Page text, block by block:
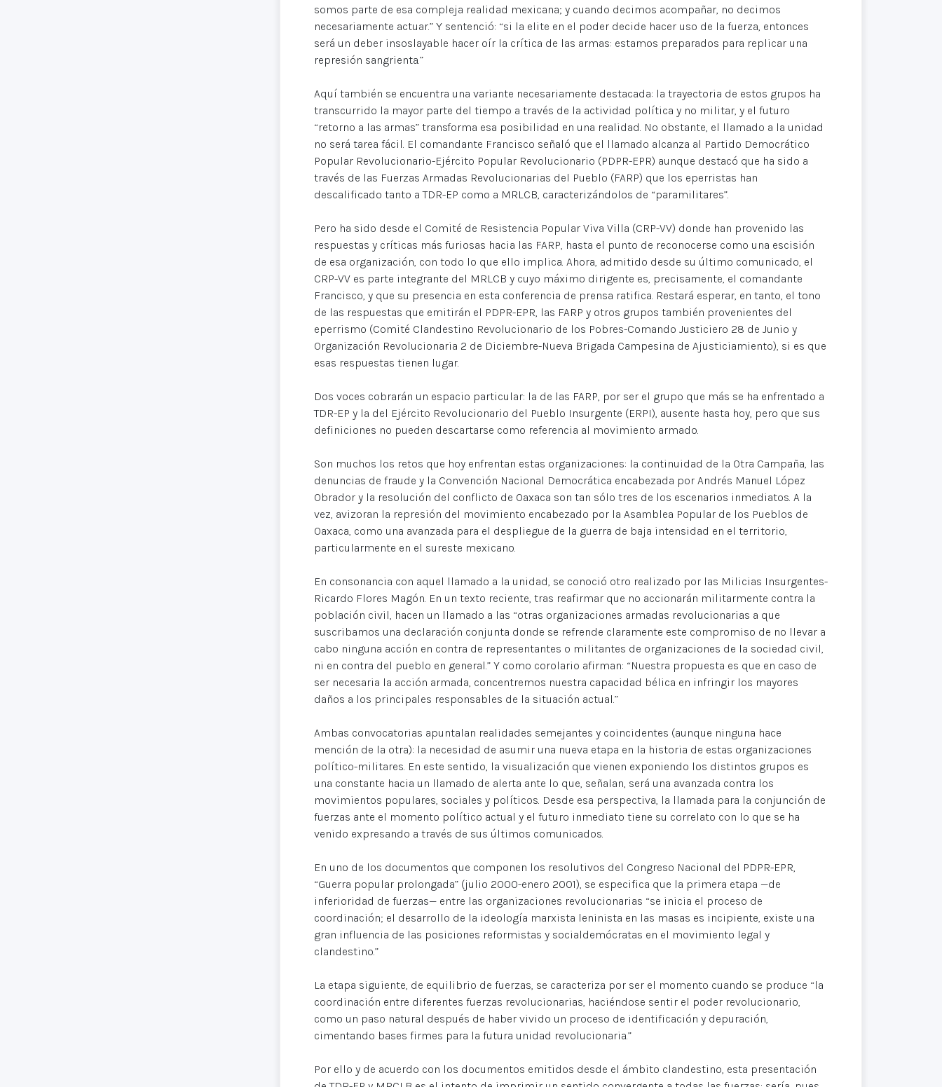
somos parte de esa compleja realidad mexicana; y cuando decimos acompañar, no decimos
necesariamente actuar.” Y sentenció: “si la elite en el poder decide hacer uso de la fuerza, entonces
será un deber insoslayable hacer oír la crítica de las armas: estamos preparados para replicar una
represión sangrienta.”
Aquí también se encuentra una variante necesariamente destacada: la trayectoria de estos grupos ha
transcurrido la mayor parte del tiempo a través de la actividad política y no militar, y el futuro
“retorno a las armas” transforma esa posibilidad en una realidad. No obstante, el llamado a la unidad
no será tarea fácil. El comandante Francisco señaló que el llamado alcanza al Partido Democrático
Popular Revolucionario-Ejército Popular Revolucionario (PDPR-EPR) aunque destacó que ha sido a
través de las Fuerzas Armadas Revolucionarias del Pueblo (FARP) que los eperristas han
descalificado tanto a TDR-EP como a MRLCB, caracterizándolos de “paramilitares”.
Pero ha sido desde el Comité de Resistencia Popular Viva Villa (CRP-VV) donde han provenido las
respuestas y críticas más furiosas hacia las FARP, hasta el punto de reconocerse como una escisión
de esa organización, con todo lo que ello implica. Ahora, admitido desde su último comunicado, el
CRP-VV es parte integrante del MRLCB y cuyo máximo dirigente es, precisamente, el comandante
Francisco, y que su presencia en esta conferencia de prensa ratifica. Restará esperar, en tanto, el tono
de las respuestas que emitirán el PDPR-EPR, las FARP y otros grupos también provenientes del
eperrismo (Comité Clandestino Revolucionario de los Pobres-Comando Justiciero 28 de Junio y
Organización Revolucionaria 2 de Diciembre-Nueva Brigada Campesina de Ajusticiamiento), si es que
esas respuestas tienen lugar.
Dos voces cobrarán un espacio particular: la de las FARP, por ser el grupo que más se ha enfrentado a
TDR-EP y la del Ejército Revolucionario del Pueblo Insurgente (ERPI), ausente hasta hoy, pero que sus
definiciones no pueden descartarse como referencia al movimiento armado.
Son muchos los retos que hoy enfrentan estas organizaciones: la continuidad de la Otra Campaña, las
denuncias de fraude y la Convención Nacional Democrática encabezada por Andrés Manuel López
Obrador y la resolución del conflicto de Oaxaca son tan sólo tres de los escenarios inmediatos. A la
vez, avizoran la represión del movimiento encabezado por la Asamblea Popular de los Pueblos de
Oaxaca, como una avanzada para el despliegue de la guerra de baja intensidad en el territorio,
particularmente en el sureste mexicano.
En consonancia con aquel llamado a la unidad, se conoció otro realizado por las Milicias Insurgentes-
Ricardo Flores Magón. En un texto reciente, tras reafirmar que no accionarán militarmente contra la
población civil, hacen un llamado a las “otras organizaciones armadas revolucionarias a que
suscribamos una declaración conjunta donde se refrende claramente este compromiso de no llevar a
cabo ninguna acción en contra de representantes o militantes de organizaciones de la sociedad civil,
ni en contra del pueblo en general.” Y como corolario afirman: “Nuestra propuesta es que en caso de
ser necesaria la acción armada, concentremos nuestra capacidad bélica en infringir los mayores
daños a los principales responsables de la situación actual.”
Ambas convocatorias apuntalan realidades semejantes y coincidentes (aunque ninguna hace
mención de la otra): la necesidad de asumir una nueva etapa en la historia de estas organizaciones
político-militares. En este sentido, la visualización que vienen exponiendo los distintos grupos es
una constante hacia un llamado de alerta ante lo que, señalan, será una avanzada contra los
movimientos populares, sociales y políticos. Desde esa perspectiva, la llamada para la conjunción de
fuerzas ante el momento político actual y el futuro inmediato tiene su correlato con lo que se ha
venido expresando a través de sus últimos comunicados.
En uno de los documentos que componen los resolutivos del Congreso Nacional del PDPR-EPR,
“Guerra popular prolongada” (julio 2000-enero 2001), se especifica que la primera etapa —de
inferioridad de fuerzas— entre las organizaciones revolucionarias “se inicia el proceso de
coordinación; el desarrollo de la ideología marxista leninista en las masas es incipiente, existe una
gran influencia de las posiciones reformistas y socialdemócratas en el movimiento legal y
clandestino.”
La etapa siguiente, de equilibrio de fuerzas, se caracteriza por ser el momento cuando se produce “la
coordinación entre diferentes fuerzas revolucionarias, haciéndose sentir el poder revolucionario,
como un paso natural después de haber vivido un proceso de identificación y depuración,
cimentando bases firmes para la futura unidad revolucionaria.”
Por ello y de acuerdo con los documentos emitidos desde el ámbito clandestino, esta presentación